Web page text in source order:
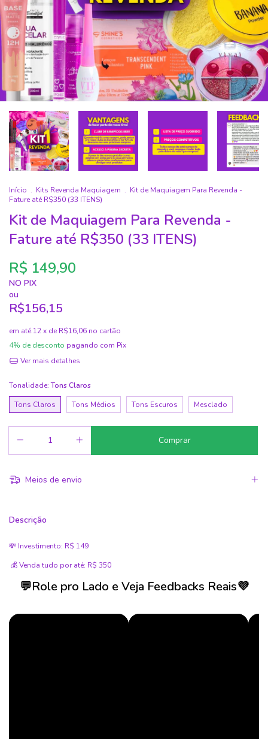
Início . Kits Revenda Maquiagem . Kit de Maquiagem Para Revenda -
Fature até R$350 (33 ITENS)
Kit de Maquiagem Para Revenda -
Fature até R$350 (33 ITENS)
R$ 149,90
NO PIX
ou
R$156,15
em até 12x de R$16,06 no cartão
4% de desconto pagando com Pix
Ver mais detalhes
Tonalidade:Tons Claros
Tons Claros
Tons Médios Tons Escuros Mesclado
Meios de envio
Descrição
💸 Investimento: R$ 149
💰 Venda tudo por até: R$ 350
💬Role pro Lado e Veja Feedbacks Reais💜